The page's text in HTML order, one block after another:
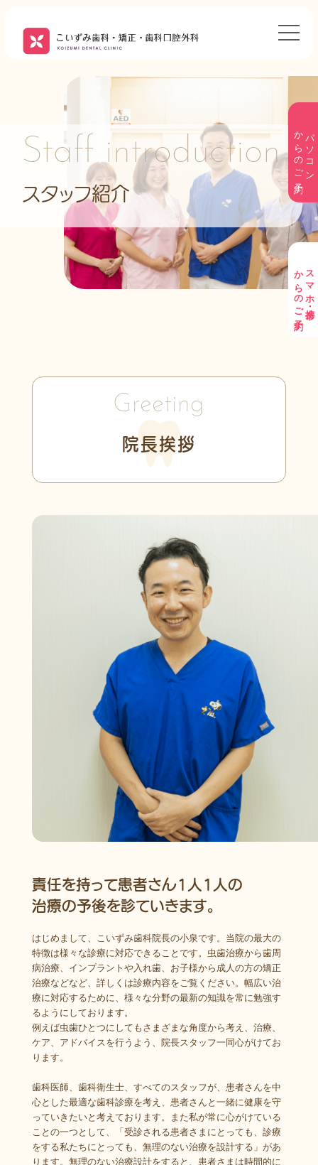
パソコン
からのご予約
スマホ・携帯
からのご予約
Staff introduction
スタッフ紹介
Greeting
院長挨拶
責任を持って患者さん1人1人の
治療の予後を診ていきます。
はじめまして、こいずみ歯科院長の小泉です。当院の最大の
特徴は様々な診療に対応できることです。虫歯治療から歯周
病治療、インプラントや入れ歯、お子様から成人の方の矯正
治療などなど、詳しくは診療内容をご覧ください。幅広い治
療に対応するために、様々な分野の最新の知識を常に勉強す
るようにしております。
例えば虫歯ひとつにしてもさまざまな角度から考え、治療、
ケア、アドバイスを行うよう、院長スタッフ一同心がけてお
ります。
歯科医師、歯科衛生士、すべてのスタッフが、患者さんを中
心とした最適な歯科診療を考え、患者さんと一緒に健康を守
っていきたいと考えております。また私が常に心がけている
ことの一つとして、「受診される患者さまにとっても、診療
をする私たちにとっても、無理のない治療を設計する」があ
ります。無理のない治療設計をすると、患者さまは時間的に